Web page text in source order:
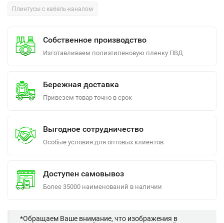
Плинтусы с кабель-каналом
Собственное производство
Изготавливаем полиэтиленовую пленку ПВД
Бережная доставка
Привезем товар точно в срок
Выгодное сотрудничество
Особые условия для оптовых клиентов
Доступен самовывоз
Более 35000 наименований в наличии
*Обращаем Ваше внимание, что изображения в